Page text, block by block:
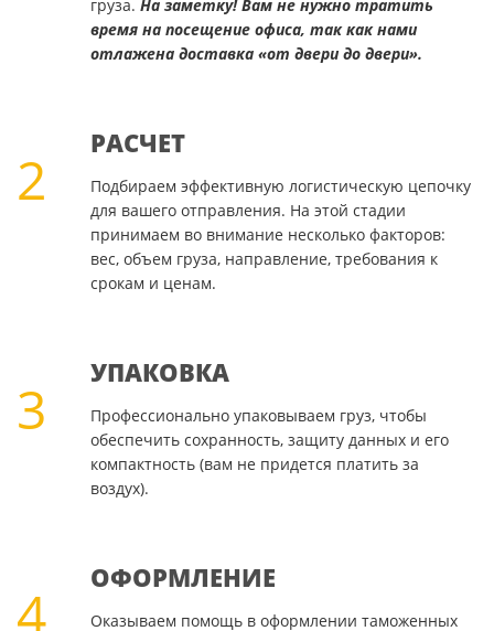
груза. На заметку! Вам не нужно тратить
время на посещение офиса, так как нами
отлажена доставка «от двери до двери».
2
РАСЧЕТ
Подбираем эффективную логистическую цепочку
для вашего отправления. На этой стадии
принимаем во внимание несколько факторов:
вес, объем груза, направление, требования к
срокам и ценам.
3
УПАКОВКА
Профессионально упаковываем груз, чтобы
обеспечить сохранность, защиту данных и его
компактность (вам не придется платить за
воздух).
4
ОФОРМЛЕНИЕ
Оказываем помощь в оформлении таможенных